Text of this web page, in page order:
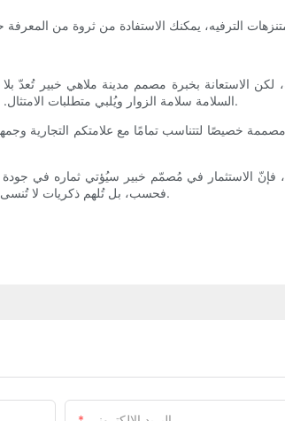
الاستعانة بخبرة مصمم مدينة ملاهي خبير تُعدّ بلا
السلامة سلامة الزوار ويُلبي متطلبات الامتثال. كما تُسهّل مهاراتهم في إدارة المشاريع عمليات البناء المعقدة، مما يُقلّل من التأخير وتجاوز التكاليف.
خصيصًا لتتناسب تمامًا مع علامتكم التجارية
فإنّ الاستثمار في مُصمّم خبير سيُؤتي ثماره في
فحسب، بل تُلهم ذكريات لا تُنسى. شراكتك مع هذا المحترف تضمن تحقيق رؤيتك بأكثر الطرق ديناميكيةً وفعاليةً واستعدادًا للمستقبل.